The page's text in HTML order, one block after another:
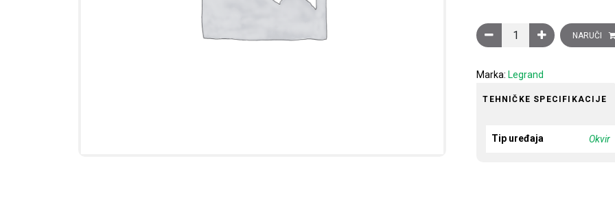
Ukrasni okvir Clasia, 3
NARUČI
Marka: Legrand
TEHNIČKE SPECIFIKACIJE
Tip uređaja Okvir